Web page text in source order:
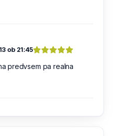
ob 21:45
predvsem pa realna